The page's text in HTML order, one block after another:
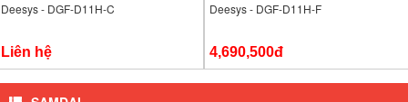
Deesys - DGF-D11H-C
Liên hệ
Deesys - DGF-D11H-F
4,690,500đ